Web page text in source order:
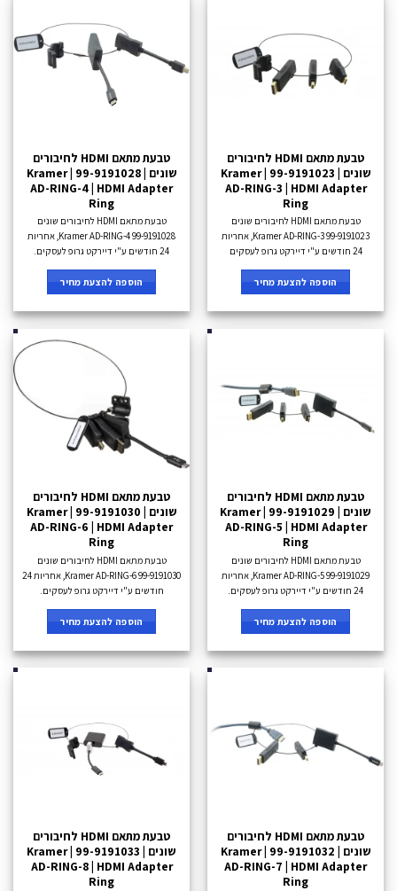
טבעת מתאם HDMI לחיבורים
שונים Kramer | 99-9191023 |
AD-RING-3 | HDMI Adapter
Ring
טבעת מתאם HDMI לחיבורים שונים
Kramer AD-RING-3 99-9191023, אחריות
24 חודשים ע"י דיירקט גרופ לעסקים
הוספה להצעת מחיר
טבעת מתאם HDMI לחיבורים
שונים Kramer | 99-9191028 |
AD-RING-4 | HDMI Adapter
Ring
טבעת מתאם HDMI לחיבורים שונים
Kramer AD-RING-4 99-9191028, אחריות
24 חודשים ע"י דיירקט גרופ לעסקים.
הוספה להצעת מחיר
טבעת מתאם HDMI לחיבורים
שונים Kramer | 99-9191029 |
AD-RING-5 | HDMI Adapter
Ring
טבעת מתאם HDMI לחיבורים שונים
Kramer AD-RING-5 99-9191029, אחריות
24 חודשים ע"י דיירקט גרופ לעסקים.
הוספה להצעת מחיר
טבעת מתאם HDMI לחיבורים
שונים Kramer | 99-9191030 |
AD-RING-6 | HDMI Adapter
Ring
טבעת מתאם HDMI לחיבורים שונים
Kramer AD-RING-6 99-9191030, אחריות 24
חודשים ע"י דיירקט גרופ לעסקים.
הוספה להצעת מחיר
טבעת מתאם HDMI לחיבורים
שונים Kramer | 99-9191032 |
AD-RING-7 | HDMI Adapter
Ring
טבעת מתאם HDMI לחיבורים
שונים Kramer | 99-9191033 |
AD-RING-8 | HDMI Adapter
Ring